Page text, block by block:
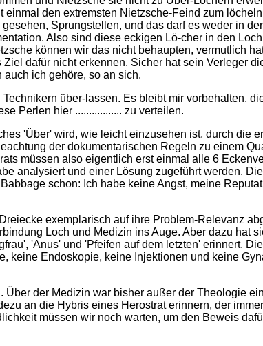
den extremsten Nietzsche-Feind zum
Sprungstellen, und das darf es weder in
Also sind diese eckigen Lö-cher in den
können wir das nicht behaupten, vermutlich
dafür nicht erkennen. Sicher hat sein Verleger
ich gehöre, so an sich.
über-lassen. Es bleibt mir vorbehalten,
Perlen hier ................. zu verteilen.
'Über' wird, wie leicht einzusehen ist, durch die
der dokumentarischen Regeln zu einem
müssen also eigentlich erst einmal alle 6
analysiert und einer Lösung zugeführt werden.
schon: Ich habe keine Angst, meine
exemplarisch auf ihre Problem-Relevanz
Loch und Medizin ins Auge. Aber dazu hat
'Anus' und 'Pfeifen auf dem letzten' erinnert.
keine Endoskopie, keine Injektionen und keine
der Medizin war bisher außer der Theologie
an die Hybris eines Herostrat erinnern, der
müssen wir noch warten, um den Beweis